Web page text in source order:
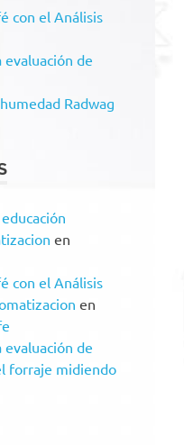
con el Análisis
de
Radwag
en
con el Análisis
en
de
forraje midiendo